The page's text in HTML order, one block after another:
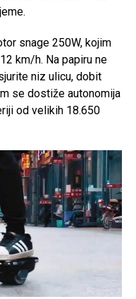
snage 250W, kojim
km/h. Na papiru ne
niz ulicu, dobit
se dostiže autonomija
od velikih 18.650